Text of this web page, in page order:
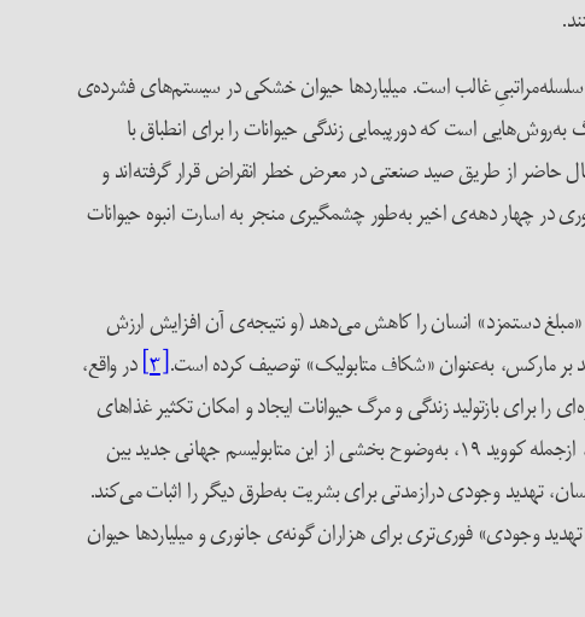
غالب است. میلیاردها حیوان خشکی در سیستم‌های فشرده‌ی
است که دورپیمایی‌ زندگی حیوانات را برای انطباق با
حاضر از طریق صید صنعتی در معرض خطر انقراض قرار گرفته‌‌اند و
در چهار دهه‌ی اخیر به‌طور چشمگیری منجر به اسارت انبوه حیوانات
دستمزد» انسان را کاهش می‌دهد (و نتیجه‌ی آن افزایش ارزش
بر مارکس، به‌عنوان «شکاف متابولیک» توصیف کرده است.[۳] در واقع،
برای بازتولید زندگی و مرگ حیوانات ایجاد و امکان تکثیر غذاهای
حیوانی را همچون وسیله‌ای برای امرار‌معاش برای بازتولید زندگی و کار انسانی فراهم می‌کند. بیماری‌های زئونوز (مشترک بین انسان و حیوان)، ازجمله کووید ۱۹، به‌وضوح بخشی از این متابولیسم جهانی جدید بین
تهدید وجودی درازمدتی برای بشریت به‌طرق دیگر را اثبات می‌کند.
وجودی» فوری‌تری برای هزاران گونه‌ی جانوری و میلیاردها حیوان